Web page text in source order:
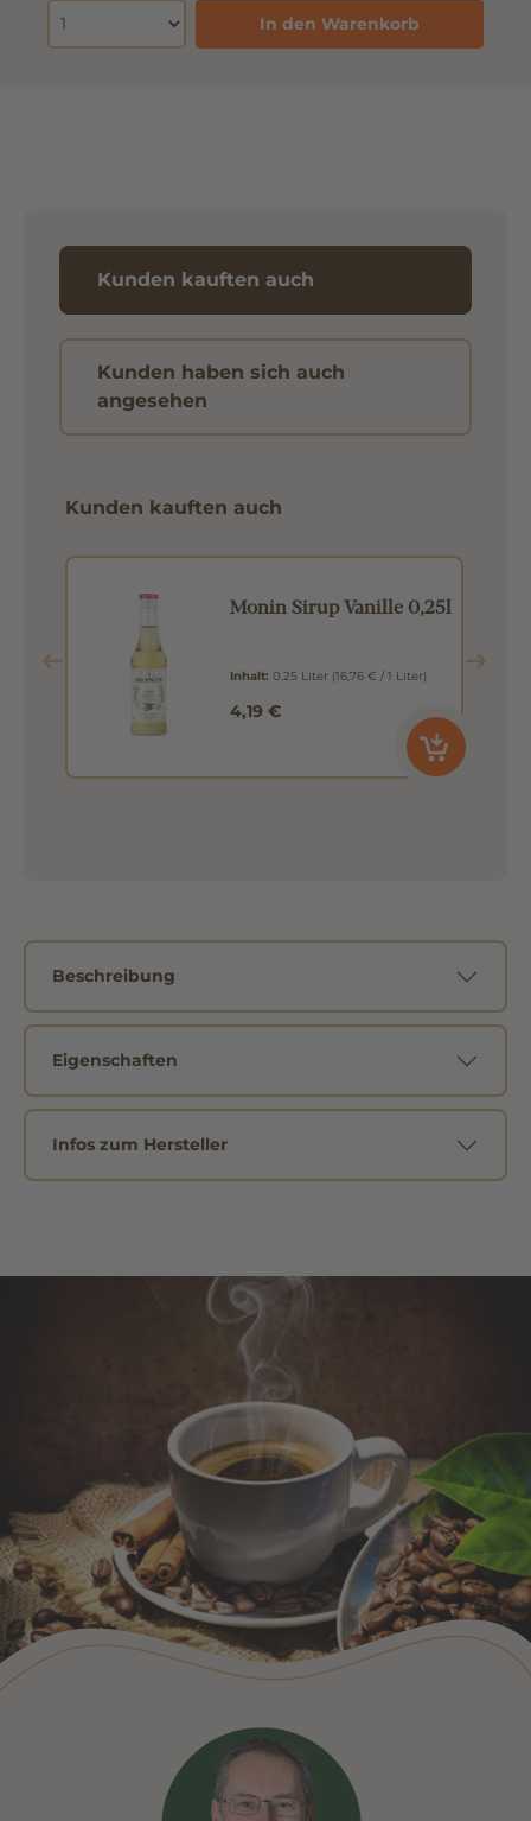
In den Warenkorb
Kunden kauften auch
Kunden haben sich auch
angesehen
Kunden kauften auch
Monin Sirup Vanille 0,25l
Inhalt: 0.25 Liter (16,76 € / 1 Liter)
4,19 €
Beschreibung
Eigenschaften
Infos zum Hersteller